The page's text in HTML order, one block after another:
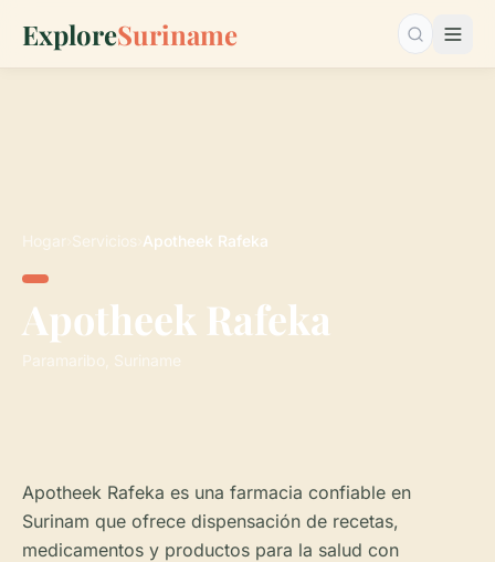
ExploreSuriname Buscar…
Hogar Servicios Apotheek Rafeka
Apotheek Rafeka
Paramaribo, Suriname
Apotheek Rafeka es una farmacia confiable en
Surinam que ofrece dispensación de recetas,
medicamentos y productos para la salud con